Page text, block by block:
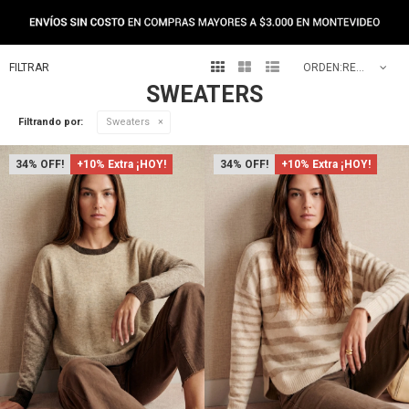
SWEATERS
   RECOMENDADOS
Filtrando por: Sweaters
NEW IN
34 +10% Extra ¡HOY! 34 +10% Extra ¡HOY!